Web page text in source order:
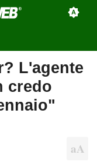
L'agente
credo